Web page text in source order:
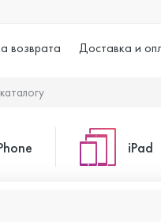
возврата Доставка и
iPad